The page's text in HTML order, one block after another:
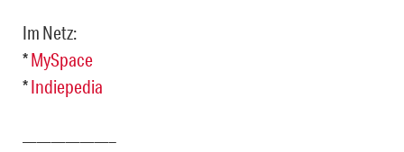
Im Netz:
*MySpace
*Indiepedia
——————–